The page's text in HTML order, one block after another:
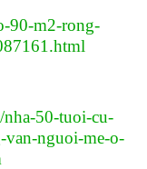
90-m2-rong-
nha-50-tuoi-cu-
van-nguoi-me-o-